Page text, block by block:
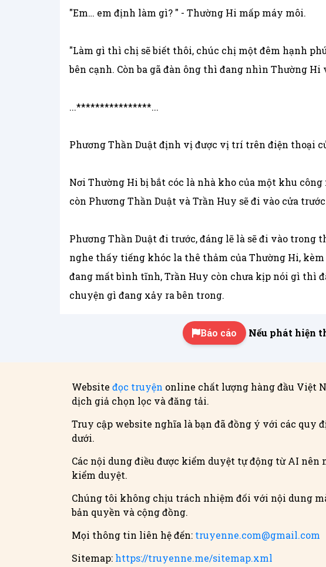
"Em… em định làm gì? " - Thường Hi mấp máy môi.
"Làm gì thì chị sẽ biết thôi, chúc chị một đêm hạnh
bên cạnh. Còn ba gã đàn ông thì đang nhìn Thường
...****************...
Phương Thần Duật định vị được vị trí trên điện thoại
Nơi Thường Hi bị bắt cóc là nhà kho của một khu công
còn Phương Thần Duật và Trần Huy sẽ đi vào cửa
Phương Thần Duật đi trước, đáng lẽ là sẽ đi vào
nghe thấy tiếng khóc la thê thảm của Thường Hi,
đang mất bình tĩnh, Trần Huy còn chưa kịp nói gì thì
chuyện gì đang xảy ra bên trong.
Báo cáo Nếu phát hiện
Website đọc truyện online chất lượng hàng đầu Việt
dịch giả chọn lọc và đăng tải.
Truy cập website nghĩa là bạn đã đồng ý với các
dưới.
Các nội dung điều được kiểm duyệt tự động từ AI
kiểm duyệt.
Chúng tôi không chịu trách nhiệm đối với nội dung
bản quyền và cộng đồng.
Mọi thông tin liên hệ đến: truyenne.com@gmail.com
Sitemap: https://truyenne.me/sitemap.xml